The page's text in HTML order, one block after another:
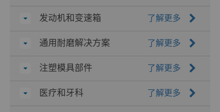
发动机和变速箱 了解更多
通用耐磨解决方案 了解更多
注塑模具部件 了解更多
医疗和牙科 了解更多